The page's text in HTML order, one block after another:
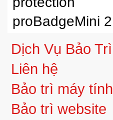
Dịch Vụ Bảo Trì
Liên hệ
Bảo trì máy tính
Bảo trì website